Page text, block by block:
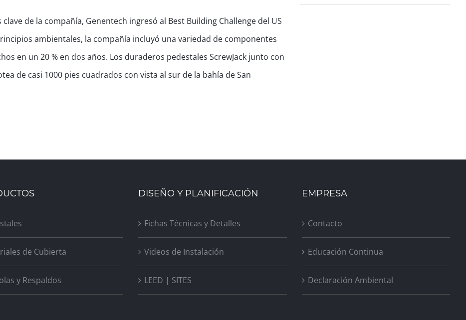
de la compañía, Genentech ingresó al Best Building Challenge del US
ambientales, la compañía incluyó una variedad de componentes
en un 20 % en dos años. Los duraderos pedestales ScrewJack junto con
de casi 1000 pies cuadrados con vista al sur de la bahía de San
de Cubierta
y Respaldos
DISEÑO Y PLANIFICACIÓN
Fichas Técnicas y Detalles
Videos de Instalación
LEED | SITES
EMPRESA
Contacto
Educación Continua
Declaración Ambiental